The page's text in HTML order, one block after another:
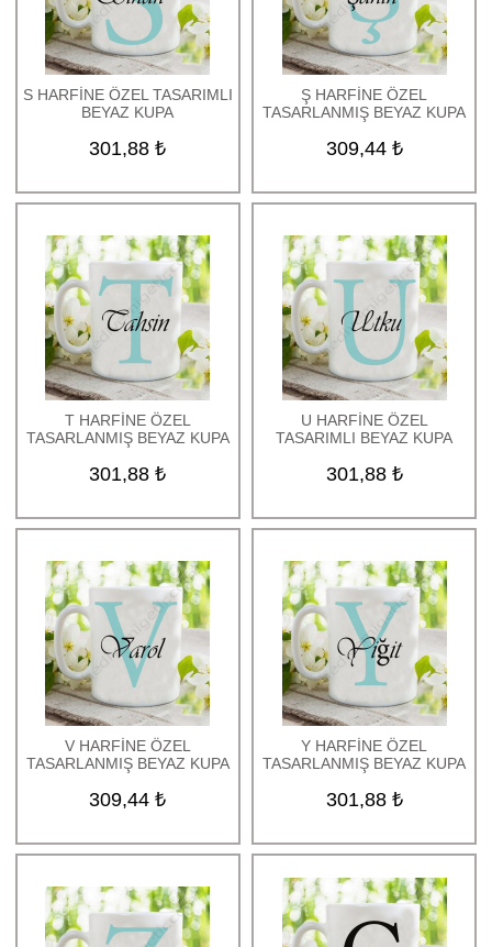
S HARFİNE ÖZEL TASARIMLI
BEYAZ KUPA
301,88 ₺
Ş HARFİNE ÖZEL
TASARLANMIŞ BEYAZ KUPA
309,44 ₺
T HARFİNE ÖZEL
TASARLANMIŞ BEYAZ KUPA
301,88 ₺
U HARFİNE ÖZEL
TASARIMLI BEYAZ KUPA
301,88 ₺
V HARFİNE ÖZEL
TASARLANMIŞ BEYAZ KUPA
309,44 ₺
Y HARFİNE ÖZEL
TASARLANMIŞ BEYAZ KUPA
301,88 ₺